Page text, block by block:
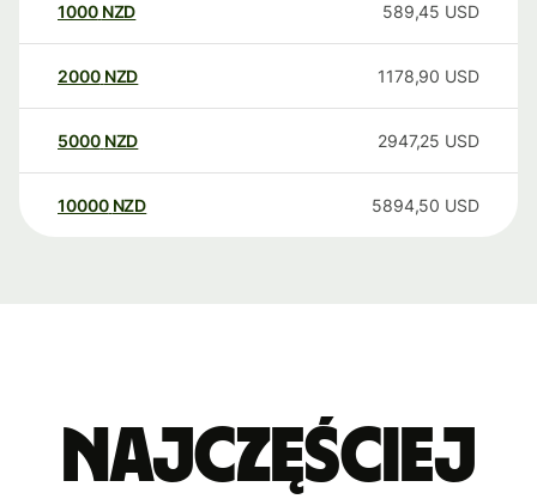
1000 NZD 589,45 USD
2000 NZD 1178,90 USD
5000 NZD 2947,25 USD
10000 NZD 5894,50 USD
Najczęściej